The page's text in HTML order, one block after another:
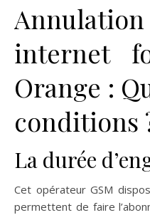
internet
Orange :
conditions
La durée
Cet opérateur GSM
permettent de faire